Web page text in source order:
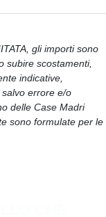
gli importi sono
subire scostamenti,
indicative,
errore e/o
delle Case Madri
sono formulate per le